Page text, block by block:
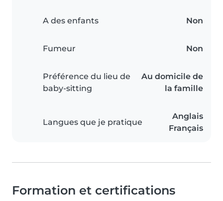
A des enfants Non
Fumeur Non
Préférence du lieu de
baby-sitting
Au domicile de
la famille
Langues que je pratique
Anglais
Français
Formation et certifications